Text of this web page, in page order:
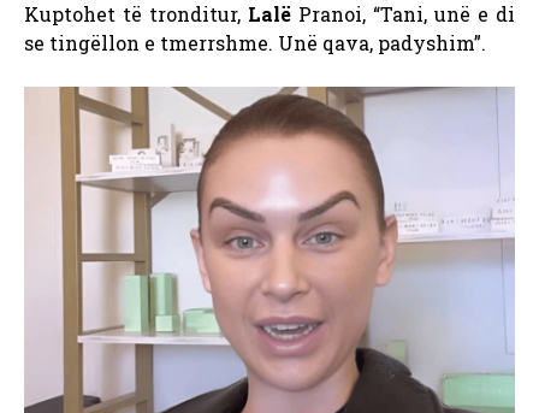
Kuptohet të tronditur, Lalë Pranoi, “Tani, unë e di
se tingëllon e tmerrshme. Unë qava, padyshim”.